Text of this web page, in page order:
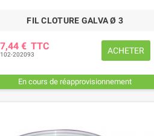
FIL CLOTURE GALVA Ø 3
7,44 € TTC
102-202093 ACHETER
En cours de réapprovisionnement